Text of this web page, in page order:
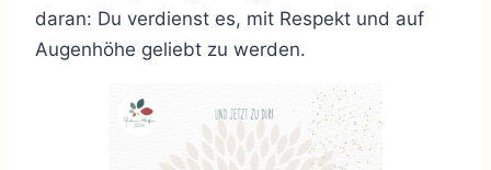
daran: Du verdienst es, mit Respekt und auf
Augenhöhe geliebt zu werden.